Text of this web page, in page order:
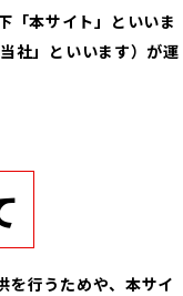
本サイト」といいま
社」といいます）が運
を行うためや、本サイ